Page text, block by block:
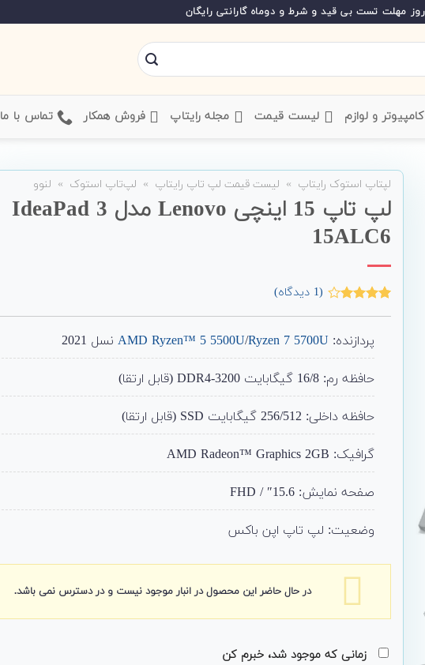
‌ کامپیوتر و لوازم ‌ لیست قیمت ‌ مجله رایتاپ فروش همکار تماس با ما
لپتاپ استوک رایتاپ » لیست قیمت لپ تاپ رایتاپ » لپ‌تاپ استوک » لنوو
لپ تاپ 15 اینچی Lenovo مدل IdeaPad 3
15ALC6
امتیاز
مشتری
(
1 دیدگاه)
پردازنده: AMD Ryzen™ 5 5500U/Ryzen 7 5700U نسل 2021
حافظه رم: 16/8 گیگابایت DDR4-3200 (قابل ارتقا)
حافظه داخلی: 256/512 گیگابایت SSD (قابل ارتقا)
گرافیک: AMD Radeon™ Graphics 2GB
صفحه نمایش: 15.6″ / FHD
وضعیت: لپ تاپ اپن باکس
در حال حاضر این محصول در انبار موجود نیست و در دسترس نمی باشد.
زمانی که موجود شد، خبرم کن